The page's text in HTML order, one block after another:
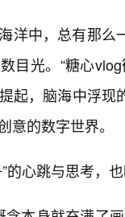
洋中，总有那么
目光。“糖心
起，脑海中浮
意的数字世界。
的心跳与思考，